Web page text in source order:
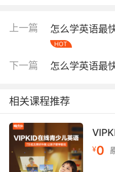
个词，但能跟上大意。
就专注地听，同一段内
能跟着录音的节奏在心
练的不只是耳朵，更是
工速度。我教过的学生
里已经存了大量正确的
自动对上号。 第二个动
“泡”出来。孤立背单词
今天背明天忘，就算记
法是让孩子读适合他水
语境中反复遇见同一个
上一篇 怎么学英语最
HOT
下一篇 怎么学英语最
相关课程推荐
¥0